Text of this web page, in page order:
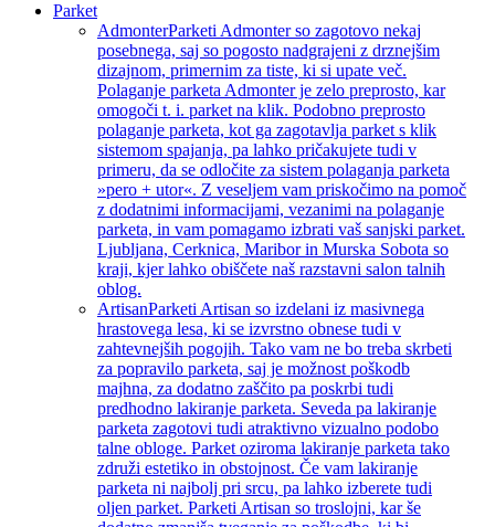
Parket
AdmonterParketi Admonter so zagotovo nekaj
posebnega, saj so pogosto nadgrajeni z drznejšim
dizajnom, primernim za tiste, ki si upate več.
Polaganje parketa Admonter je zelo preprosto, kar
omogoči t. i. parket na klik. Podobno preprosto
polaganje parketa, kot ga zagotavlja parket s klik
sistemom spajanja, pa lahko pričakujete tudi v
primeru, da se odločite za sistem polaganja parketa
»pero + utor«. Z veseljem vam priskočimo na pomoč
z dodatnimi informacijami, vezanimi na polaganje
parketa, in vam pomagamo izbrati vaš sanjski parket.
Ljubljana, Cerknica, Maribor in Murska Sobota so
kraji, kjer lahko obiščete naš razstavni salon talnih
oblog.
ArtisanParketi Artisan so izdelani iz masivnega
hrastovega lesa, ki se izvrstno obnese tudi v
zahtevnejših pogojih. Tako vam ne bo treba skrbeti
za popravilo parketa, saj je možnost poškodb
majhna, za dodatno zaščito pa poskrbi tudi
predhodno lakiranje parketa. Seveda pa lakiranje
parketa zagotovi tudi atraktivno vizualno podobo
talne obloge. Parket oziroma lakiranje parketa tako
združi estetiko in obstojnost. Če vam lakiranje
parketa ni najbolj pri srcu, pa lahko izberete tudi
oljen parket. Parketi Artisan so troslojni, kar še